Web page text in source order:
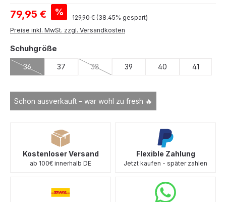
Verkaufspreis:
79,95 € % Regulärer Preis:
129,90 € (38.45% gespart)
Preise inkl. MwSt. zzgl. Versandkosten
Schon ausverkauft – war wohl zu fresh 🔥
Schuhgröße
36
(Diese Option ist zurzeit nicht verfügbar.)
37 38
(Diese Option ist zurzeit nicht verfügbar.)
39 40 41
Kostenloser Versand
ab 100€ innerhalb DE
Flexible Zahlung
Jetzt kaufen - später zahlen